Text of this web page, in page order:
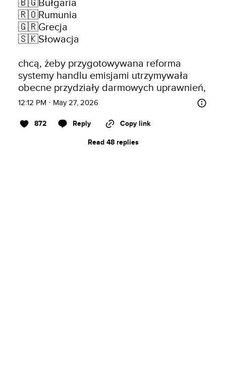
🇧🇬Bułgaria
🇷🇴Rumunia
🇬🇷Grecja
🇸🇰Słowacja
chcą, żeby przygotowywana reforma
systemy handlu emisjami utrzymywała
obecne przydziały darmowych uprawnień,
12:12 PM · May 27, 2026
872 Reply Copy link
Read 48 replies